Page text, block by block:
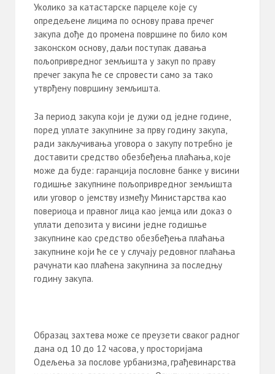
Уколико за катастарске парцеле које су
опредељене лицима по основу права пречег
закупа дође до промена површине по било ком
законском основу, даљи поступак давања
пољопривредног земљишта у закуп по праву
пречег закупа ће се спровести само за тако
утврђену површину земљишта.
За период закупа који је дужи од једне године,
поред уплате закупнине за прву годину закупа,
ради закључивања уговора о закупу потребно је
доставити средство обезбеђења плаћања, које
може да буде: гаранција пословне банке у висини
годишње закупнине пољопривредног земљишта
или уговор о јемству између Министарства као
повериоца и правног лица као јемца или доказ о
уплати депозита у висини једне годишње
закупнине као средство обезбеђења плаћања
закупнине који ће се у случају редовног плаћања
рачунати као плаћена закупнина за последњу
годину закупа.
Образац захтева може се преузети сваког радног
дана од 10 до 12 часова, у просторијама
Одељења за послове урбанизма, грађевинарства